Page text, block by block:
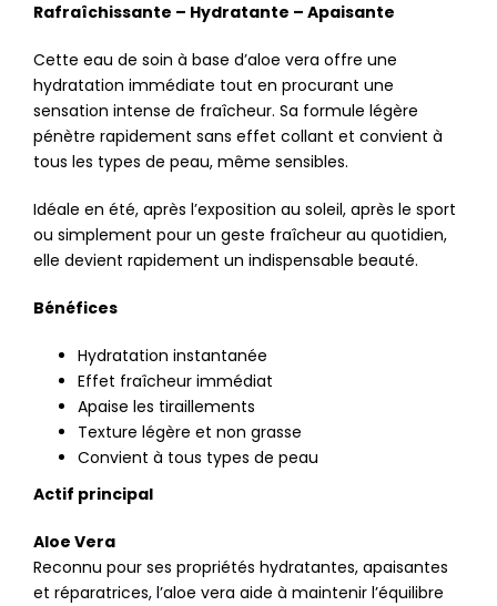
Rafraîchissante – Hydratante – Apaisante
Cette eau de soin à base d’aloe vera offre une
hydratation immédiate tout en procurant une
sensation intense de fraîcheur. Sa formule légère
pénètre rapidement sans effet collant et convient à
tous les types de peau, même sensibles.
Idéale en été, après l’exposition au soleil, après le sport
ou simplement pour un geste fraîcheur au quotidien,
elle devient rapidement un indispensable beauté.
Bénéfices
Hydratation instantanée
Effet fraîcheur immédiat
Apaise les tiraillements
Texture légère et non grasse
Convient à tous types de peau
Actif principal
Aloe Vera
Reconnu pour ses propriétés hydratantes, apaisantes
et réparatrices, l’aloe vera aide à maintenir l’équilibre